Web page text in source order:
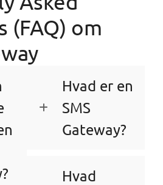
(FAQ) om
Hvad er en
SMS
Gateway?
Hvad